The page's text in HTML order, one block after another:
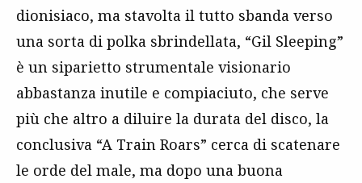
dionisiaco, ma stavolta il tutto sbanda verso
una sorta di polka sbrindellata, “Gil Sleeping”
è un siparietto strumentale visionario
abbastanza inutile e compiaciuto, che serve
più che altro a diluire la durata del disco, la
conclusiva “A Train Roars” cerca di scatenare
le orde del male, ma dopo una buona